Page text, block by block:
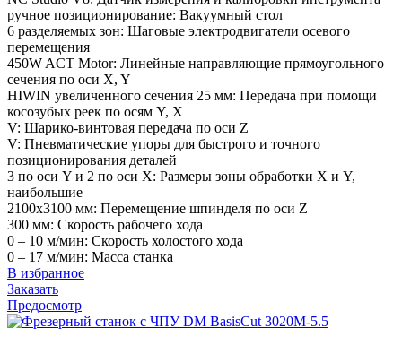
ручное позиционирование: Вакуумный стол
6 разделяемых зон: Шаговые электродвигатели осевого
перемещения
450W ACT Motor: Линейные направляющие прямоугольного
сечения по оси X, Y
HIWIN увеличенного сечения 25 мм: Передача при помощи
косозубых реек по осям Y, X
V: Шарико-винтовая передача по оси Z
V: Пневматические упоры для быстрого и точного
позиционирования деталей
3 по оси Y и 2 по оси X: Размеры зоны обработки X и Y,
наибольшие
2100х3100 мм: Перемещение шпинделя по оси Z
300 мм: Скорость рабочего хода
0 – 10 м/мин: Скорость холостого хода
0 – 17 м/мин: Масса станка
В избранное
Заказать
Предосмотр